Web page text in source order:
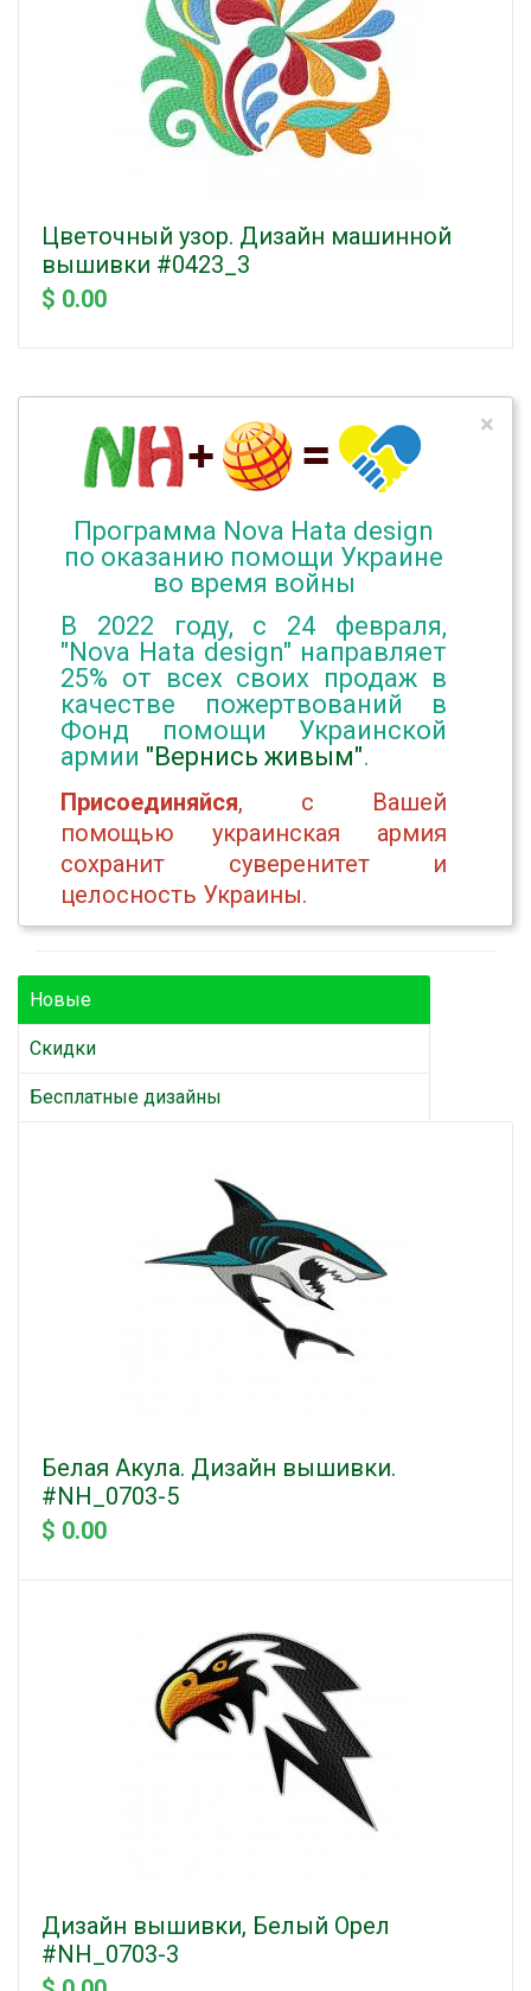
Цветочный узор. Дизайн машинной
вышивки #0423_3
$ 0.00
Программа Nova Hata design
по оказанию помощи Украине
во время войны
В 2022 году, с 24 февраля,
"Nova Hata design" направляет
25% от всех своих продаж в
качестве пожертвований в
Фонд помощи Украинской
армии "Вернись живым".
Присоединяйся, с Вашей
помощью украинская армия
сохранит суверенитет и
целосность Украины.
×
Новые
Скидки
Бесплатные дизайны
Белая Акула. Дизайн вышивки.
#NH_0703-5
$ 0.00
Дизайн вышивки, Белый Орел
#NH_0703-3